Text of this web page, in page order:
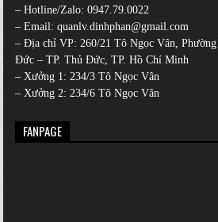
– Hotline/Zalo:0947.79.0022
– Email: quanlv.dinhphan@gmail.com
– Địa chỉ VP: 260/21 Tô Ngọc Vân,
Đức – TP. Thủ Đức, TP. Hồ Chí Minh
– Xưởng 1: 234/3 Tô Ngọc Vân
– Xưởng 2: 234/6 Tô Ngọc Vân
FANPAGE